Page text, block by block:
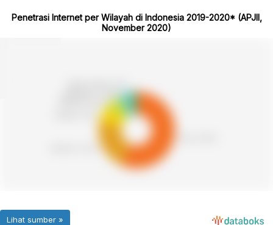
Penetrasi Internet per Wilayah di Indonesia 2019-2020* (APJII,
November 2020)
Lihat sumber »